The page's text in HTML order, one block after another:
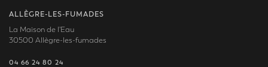
ALLÈGRE-LES-FUMADES
La Maison de l'Eau
30500 Allègre-les-fumades
04 66 24 80 24